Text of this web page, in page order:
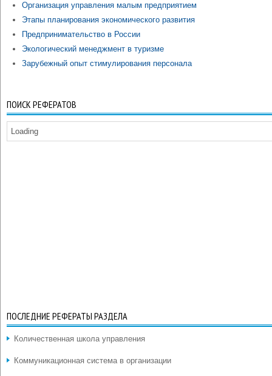
Организация управления малым предприятием
Этапы планирования экономического развития
Предпринимательство в России
Экологический менеджмент в туризме
Зарубежный опыт стимулирования персонала
ПОИСК РЕФЕРАТОВ
Loading
ПОСЛЕДНИЕ РЕФЕРАТЫ РАЗДЕЛА
Количественная школа управления
Коммуникационная система в организации